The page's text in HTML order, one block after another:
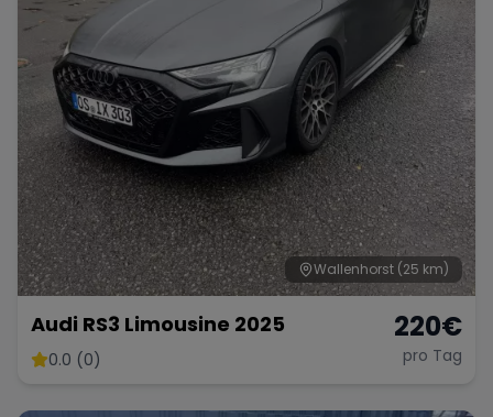
Wallenhorst (25 km)
Audi RS3 Limousine 2025
0.0 (0)
220€
pro Tag